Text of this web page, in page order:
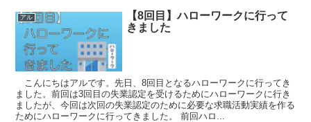
アル
【8回目】ハローワークに行って
きました
こんにちはアルです。先日、8回目となるハローワークに行ってき
ました。前回は3回目の失業認定を受けるためにハローワークに行き
ましたが、今回は次回の失業認定のために必要な求職活動実績を作る
ためにハローワークに行ってきました。 前回ハロ...